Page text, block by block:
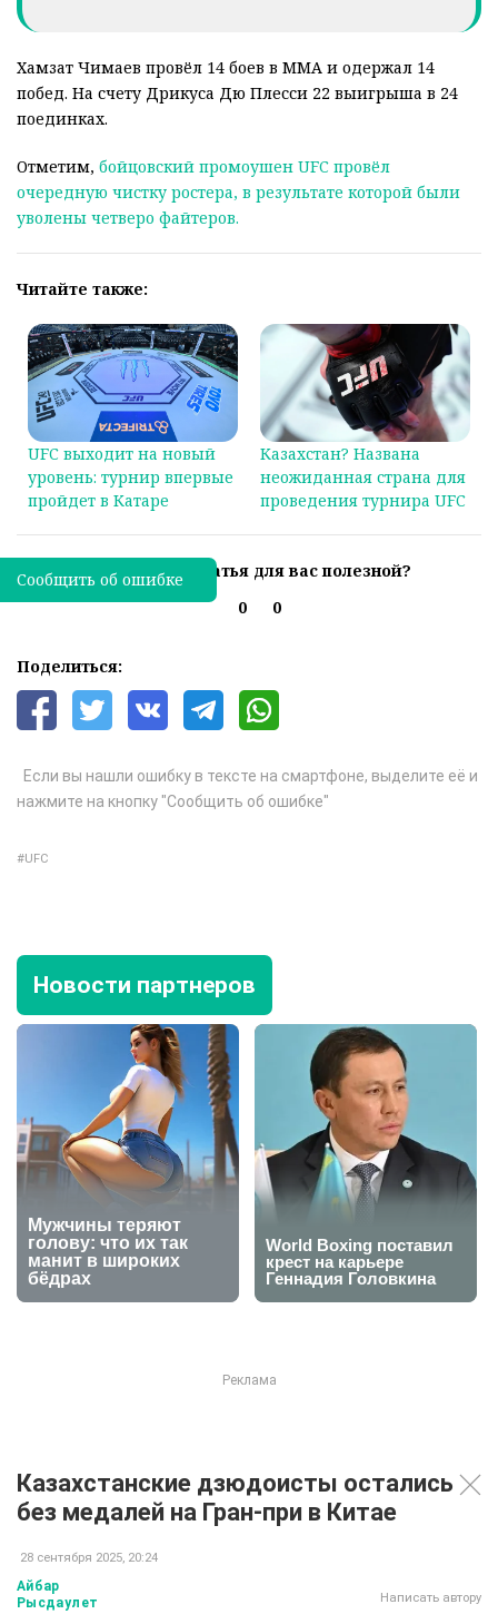
Хамзат Чимаев провёл 14 боев в ММА и одержал 14
побед. На счету Дрикуса Дю Плесси 22 выигрыша в 24
поединках.
Отметим, бойцовский промоушен UFC провёл
очередную чистку ростера, в результате которой были
уволены четверо файтеров.
Читайте также:
UFC выходит на новый
уровень: турнир впервые
пройдет в Катаре
Казахстан? Названа
неожиданная страна для
проведения турнира UFC
Была ли эта статья для вас полезной?
0
0
Поделиться:
Если вы нашли ошибку в тексте на смартфоне, выделите её и
нажмите на кнопку "Сообщить об ошибке"
UFC
Сообщить об ошибке
Новости партнеров
Казахстанские дзюдоисты остались
без медалей на Гран-при в Китае
28 сентября 2025, 20:24
Айбар
Рысдаулет
Написать автору